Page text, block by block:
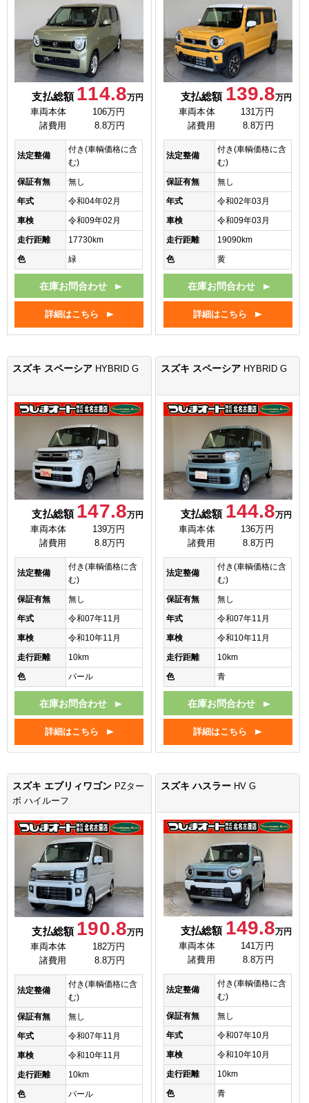
支払総額 114.8万円
車両本体
106万円
諸費用
8.8万円
法定整備
付き(車輌価格に含
む)
保証有無
無し
年式
令和04年02月
車検
令和09年02月
走行距離
17730km
色
緑
在庫お問合わせ
詳細はこちら
支払総額 139.8万円
車両本体
131万円
諸費用
8.8万円
法定整備
付き(車輌価格に含
む)
保証有無
無し
年式
令和02年03月
車検
令和09年03月
走行距離
19090km
色
黄
在庫お問合わせ
詳細はこちら
スズキ スペーシア HYBRID G
支払総額 147.8万円
車両本体
139万円
諸費用
8.8万円
法定整備
付き(車輌価格に含
む)
保証有無
無し
年式
令和07年11月
車検
令和10年11月
走行距離
10km
色
パール
在庫お問合わせ
詳細はこちら
スズキ スペーシア HYBRID G
支払総額 144.8万円
車両本体
136万円
諸費用
8.8万円
法定整備
付き(車輌価格に含
む)
保証有無
無し
年式
令和07年11月
車検
令和10年11月
走行距離
10km
色
青
在庫お問合わせ
詳細はこちら
スズキ エブリィワゴン PZター
ボ ハイルーフ
支払総額 190.8万円
車両本体
182万円
諸費用
8.8万円
法定整備
付き(車輌価格に含
む)
保証有無
無し
年式
令和07年11月
車検
令和10年11月
走行距離
10km
色
パール
スズキ ハスラー HV G
支払総額 149.8万円
車両本体
141万円
諸費用
8.8万円
法定整備
付き(車輌価格に含
む)
保証有無
無し
年式
令和07年10月
車検
令和10年10月
走行距離
10km
色
青